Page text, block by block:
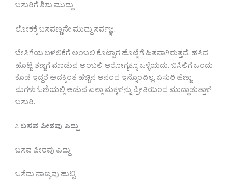
ಬಸುರಿಗೆ ಶಿಶು ಮುದ್ದು
ಲೋಕಕ್ಕೆ ಬಸವಣ್ಣನೇ ಮುದ್ದು ಸರ್ವಜ್ಞ.
ಬೇಸಿಗೆಯ ಬಳಲಿಕೆಗೆ ಅಂಬಲಿ ಕೊಟ್ಟಾಗ ಹೊಟ್ಟೆಗೆ ಹಿತವಾಗಿರುತ್ತದೆ. ಹಸಿದ
ಹೊಟ್ಟೆ ತಣ್ಣಗೆ ಮಾಡುವ ಅಂಬಲಿ ಆರೋಗ್ಯಕ್ಕೂ ಒಳ್ಳೆಯದು. ಬಿಸಿಲಿಗೆ ಒಂದು
ಕೊಡೆ ಇದ್ದರೆ ಅದಕ್ಕಿಂತ ಹೆಚ್ಚಿನ ಆನಂದ ಇನ್ನೊಂದಿಲ್ಲ. ಬಸುರಿ ಹೆಣ್ಣು
ಮಗಳು ಓಣಿಯಲ್ಲಿ ಆಡುವ ಎಲ್ಲಾ ಮಕ್ಕಳನ್ನು ಪ್ರೀತಿಯಿಂದ ಮುದ್ದಾಡುತ್ತಾಳೆ
ಬಸುರಿ.
೭ಬಸವ ಪೀಠವು ಎದ್ದು
ಬಸವ ಪೀಠವು ಎದ್ದು
ಒಸೆದು ನಾಣ್ಯವು ಹುಟ್ಟಿ